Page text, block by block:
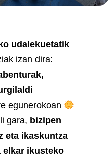
udalekuetatik
izan dira:
egunerokoan
gara, bizipen
eta ikaskuntza
elkar ikusteko